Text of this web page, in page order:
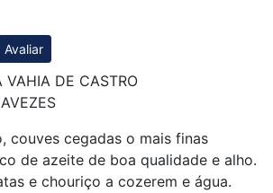
VAHIA DE CASTRO
couves cegadas o mais finas
de azeite de boa qualidade e alho.
e chouriço a cozerem e água.